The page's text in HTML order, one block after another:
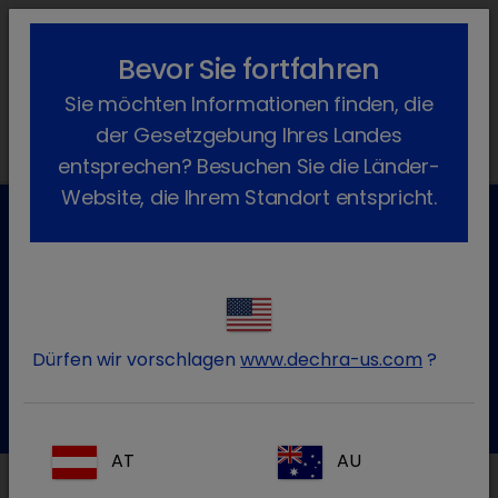
lock_outline search menu
February
Kontaktieren Sie unseren Kundenservice.
Zum Kontaktformular
Bevor Sie fortfahren
Sie möchten Informationen finden, die
der Gesetzgebung Ihres Landes
entsprechen? Besuchen Sie die Länder-
Website, die Ihrem Standort entspricht.
Dürfen wir vorschlagenwww.dechra-us.com ?
AT AU